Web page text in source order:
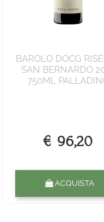
BAROLO DOCG
SAN BERNARDO
750ML
€ 96,20
ACQUISTA